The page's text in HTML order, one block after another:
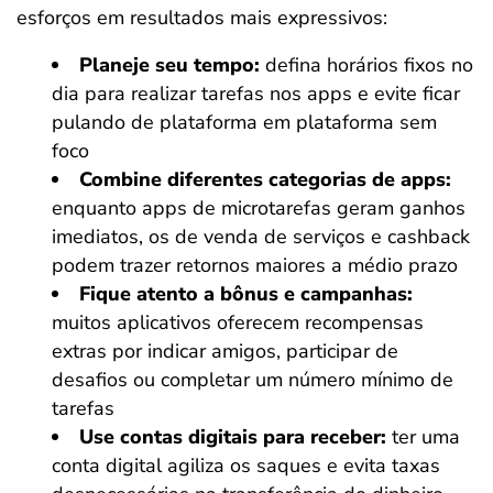
esforços em resultados mais expressivos:
Planeje seu tempo: defina horários fixos no
dia para realizar tarefas nos apps e evite ficar
pulando de plataforma em plataforma sem
foco
Combine diferentes categorias de apps:
enquanto apps de microtarefas geram ganhos
imediatos, os de venda de serviços e cashback
podem trazer retornos maiores a médio prazo
Fique atento a bônus e campanhas:
muitos aplicativos oferecem recompensas
extras por indicar amigos, participar de
desafios ou completar um número mínimo de
tarefas
Use contas digitais para receber: ter uma
conta digital agiliza os saques e evita taxas